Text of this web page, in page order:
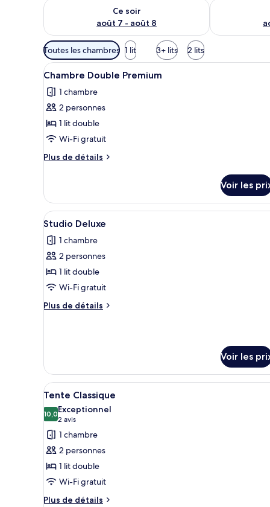
Ce soir
août 7 - août 8
Vérifier la disponibilité pour ce soir août 7 - août 8
Vérifier la
Filtres
disponibles
pour
les
chambres
Toutes les chambres 1 lit 3+ lits 2 lits
Afficher
toutes
les
photos
pour
ce
type
de
Chambre
Double
Premium
Une chambre à coucher
4
Chambre Double Premium
1 chambre
2 personnes
1 lit double
Wi-Fi gratuit
Plus de détails
Plus
le
type
de
Chambre
Double
Voir les
Afficher
toutes
les
photos
pour
ce
type
de
Une chambre d’hôtel
4
Studio Deluxe
1 chambre
2 personnes
1 lit double
Wi-Fi gratuit
Plus de détails
Plus
de
chambre
Studio
Voir les
Afficher
toutes
les
photos
pour
ce
type
de
chambre :
Une tente dotée d’une
5
Tente Classique
10,010,0 sur 10
Exceptionnel
2 avis
(2 avis)
1 chambre
2 personnes
1 lit double
Wi-Fi gratuit
Plus de détails
Plus